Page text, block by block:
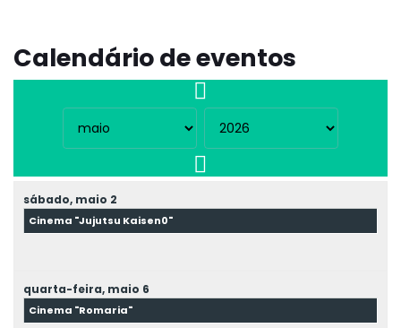
Calendário de eventos
sábado, maio 2
Cinema "Jujutsu Kaisen0"
quarta-feira, maio 6
Cinema "Romaria"